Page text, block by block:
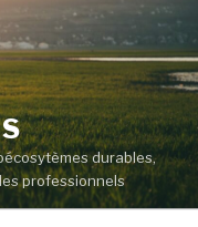
durables,
professionnels